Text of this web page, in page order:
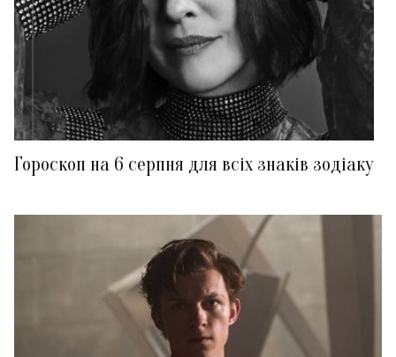
Гороскоп на 6 серпня для всіх знаків зодіаку